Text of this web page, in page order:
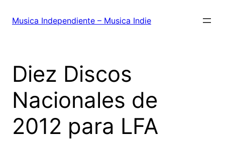
Musica Independiente – Musica Indie
Diez Discos
Nacionales de
2012 para LFA